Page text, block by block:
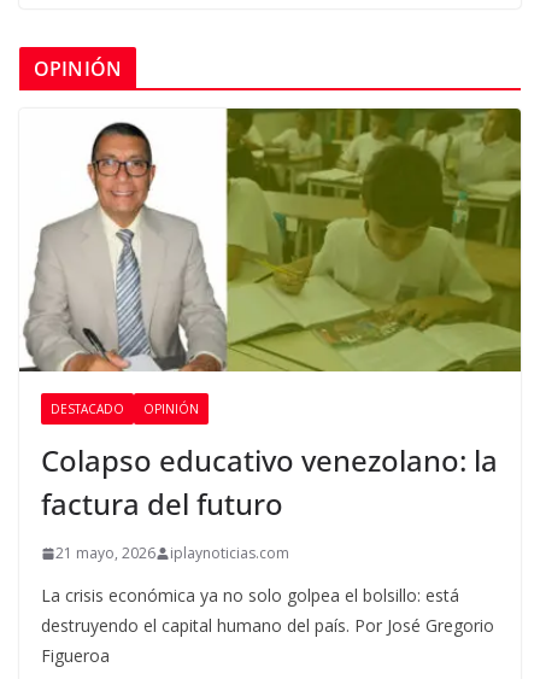
OPINIÓN
DESTACADO OPINIÓN
Colapso educativo venezolano: la
factura del futuro
21 mayo, 2026 iplaynoticias.com
La crisis económica ya no solo golpea el bolsillo: está
destruyendo el capital humano del país. Por José Gregorio
Figueroa